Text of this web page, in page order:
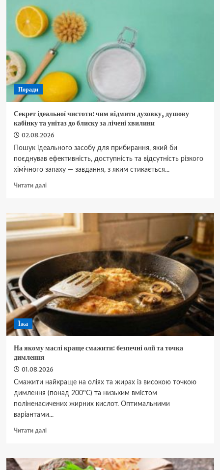
Флорида
реалізувати
концепцію
«повітряних
магістралей»?
Поради
Секрет ідеальної чистоти: чим відмити духовку, душову
кабінку та унітаз до блиску за лічені хвилини
02.08.2026
Пошук ідеального засобу для прибирання, який би
поєднував ефективність, доступність та відсутність різкого
хімічного запаху — завдання, з яким стикається...
Читати даліДокладніше
ідеальної
чистоти:
чим
відмити
душову
унітаз
до
блиску
лічені
хвилини
Їжа
На якому маслі краще смажити: безпечні олії та точка
димлення
01.08.2026
Смажити найкраще на оліях та жирах із високою точкою
димлення (понад 200°C) та низьким вмістом
поліненасичених жирних кислот. Оптимальними
варіантами...
Читати даліДокладніше
якому
маслі